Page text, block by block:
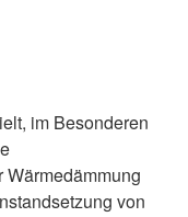
im Besonderen
Wärmedämmung
von